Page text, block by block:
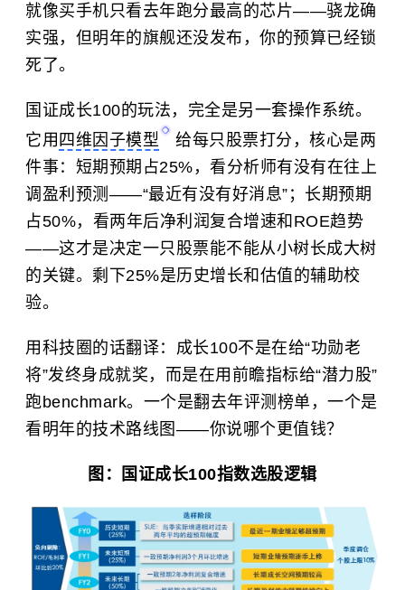
就像买手机只看去年跑分最高的芯片——骁龙确
实强，但明年的旗舰还没发布，你的预算已经锁
死了。
国证成长100的玩法，完全是另一套操作系统。
它用 四维因子模型
给每只股票打分，核心是两
件事：短期预期占25%，看分析师有没有在往上
调盈利预测——“最近有没有好消息”；长期预期
占50%，看两年后净利润复合增速和ROE趋势
——这才是决定一只股票能不能从小树长成大树
的关键。剩下25%是历史增长和估值的辅助校
验。
用科技圈的话翻译：成长100不是在给“功勋老
将”发终身成就奖，而是在用前瞻指标给“潜力股”
跑benchmark。一个是翻去年评测榜单，一个是
看明年的技术路线图——你说哪个更值钱？
图：国证成长100指数选股逻辑